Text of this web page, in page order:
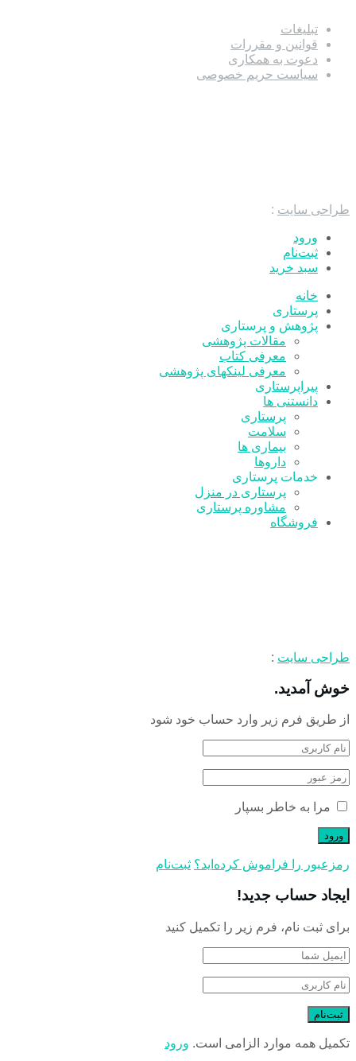
تبلیغات
قوانین و مقررات
دعوت به همکاری
سیاست حریم خصوصی
طراحی سایت :
ورود
ثبت‌نام
سبد خرید
خانه
پرستاری
پژوهش و پرستاری
مقالات پژوهشی
معرفی کتاب
معرفی لینکهای پژوهشی
پیراپرستاری
دانستنی ها
پرستاری
سلامت
بیماری ها
داروها
خدمات پرستاری
پرستاری در منزل
مشاوره پرستاری
فروشگاه
طراحی سایت :
خوش آمدید.
از طریق فرم زیر وارد حساب خود شود
مرا به خاطر بسپار
رمز‌عبور را فراموش کرده‌اید؟ ثبت‌نام
ایجاد حساب جدید!
برای ثبت نام، فرم زیر را تکمیل کنید
تکمیل همه موارد الزامی است. ورود